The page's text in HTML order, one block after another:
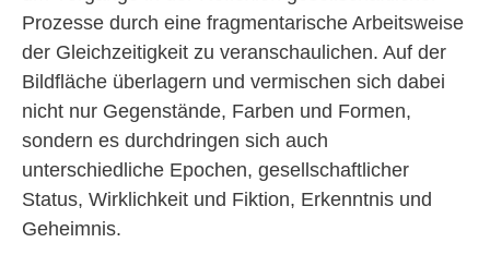
Prozesse durch eine fragmentarische Arbeitsweise
der Gleichzeitigkeit zu veranschaulichen. Auf der
Bildfläche überlagern und vermischen sich dabei
nicht nur Gegenstände, Farben und Formen,
sondern es durchdringen sich auch
unterschiedliche Epochen, gesellschaftlicher
Status, Wirklichkeit und Fiktion, Erkenntnis und
Geheimnis.